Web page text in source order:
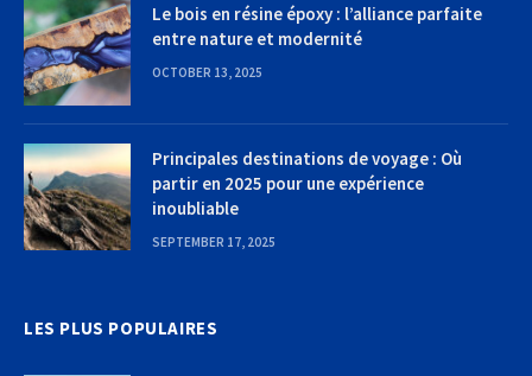
Le bois en résine époxy : l’alliance parfaite
entre nature et modernité
OCTOBER 13, 2025
Principales destinations de voyage : Où
partir en 2025 pour une expérience
inoubliable
SEPTEMBER 17, 2025
LES PLUS POPULAIRES